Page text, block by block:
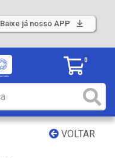
Baixe já nosso APP
0
VOLTAR